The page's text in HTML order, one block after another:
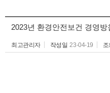
2023년 환경안전보건 경영방
작성자
최고관리자 작성일 23-04-19